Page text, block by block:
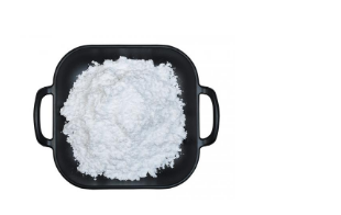
bersinar dan indah.